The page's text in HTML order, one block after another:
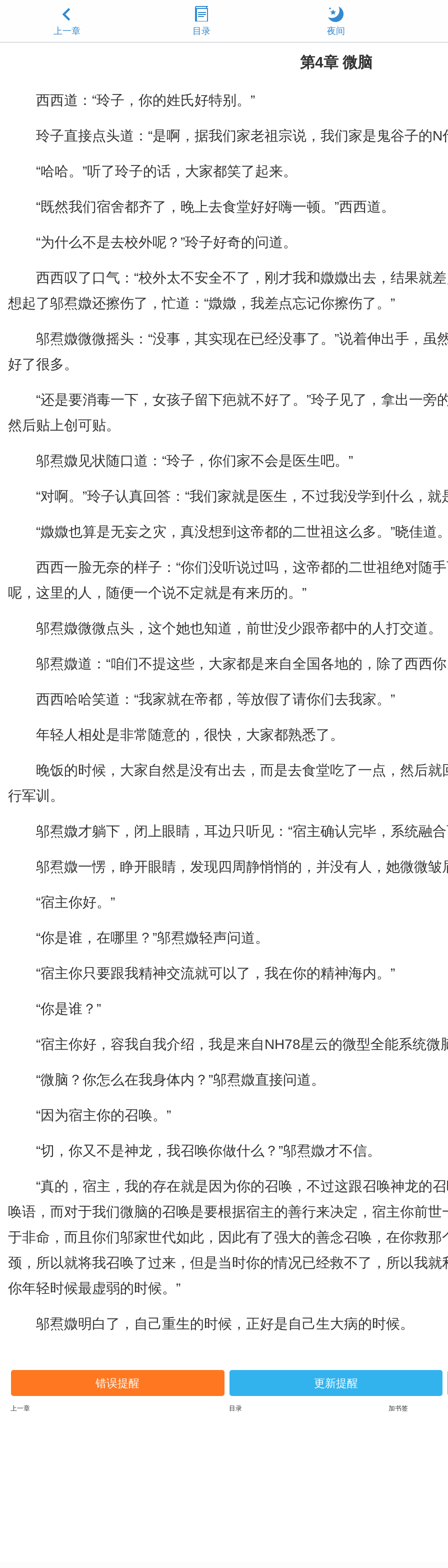
上一章 目录 夜间
第4章 微脑
西西道：“玲子，你的姓氏好特别。”
玲子直接点头道：“是啊，据我们家老祖宗说，我们家是鬼谷子的N
“哈哈。”听了玲子的话，大家都笑了起来。
“既然我们宿舍都齐了，晚上去食堂好好嗨一顿。”西西道。
“为什么不是去校外呢？”玲子好奇的问道。
西西叹了口气：“校外太不安全不了，刚才我和媺媺出去，结果就
想起了邬焄媺还擦伤了，忙道：“媺媺，我差点忘记你擦伤了。”
邬焄媺微微摇头：“没事，其实现在已经没事了。”说着伸出手，虽
好了很多。
“还是要消毒一下，女孩子留下疤就不好了。”玲子见了，拿出一旁
然后贴上创可贴。
邬焄媺见状随口道：“玲子，你们家不会是医生吧。”
“对啊。”玲子认真回答：“我们家就是医生，不过我没学到什么，就
“媺媺也算是无妄之灾，真没想到这帝都的二世祖这么多。”晓佳道
西西一脸无奈的样子：“你们没听说过吗，这帝都的二世祖绝对随
呢，这里的人，随便一个说不定就是有来历的。”
邬焄媺微微点头，这个她也知道，前世没少跟帝都中的人打交道。
邬焄媺道：“咱们不提这些，大家都是来自全国各地的，除了西西你
西西哈哈笑道：“我家就在帝都，等放假了请你们去我家。”
年轻人相处是非常随意的，很快，大家都熟悉了。
晚饭的时候，大家自然是没有出去，而是去食堂吃了一点，然后
行军训。
邬焄媺才躺下，闭上眼睛，耳边只听见：“宿主确认完毕，系统融
邬焄媺一愣，睁开眼睛，发现四周静悄悄的，并没有人，她微微皱
“宿主你好。”
“你是谁，在哪里？”邬焄媺轻声问道。
“宿主你只要跟我精神交流就可以了，我在你的精神海内。”
“你是谁？”
“宿主你好，容我自我介绍，我是来自NH78星云的微型全能系统微
“微脑？你怎么在我身体内？”邬焄媺直接问道。
“因为宿主你的召唤。”
“切，你又不是神龙，我召唤你做什么？”邬焄媺才不信。
“真的，宿主，我的存在就是因为你的召唤，不过这跟召唤神龙的
唤语，而对于我们微脑的召唤是要根据宿主的善行来决定，宿主你前
于非命，而且你们邬家世代如此，因此有了强大的善念召唤，在你救
颈，所以就将我召唤了过来，但是当时你的情况已经救不了，所以我
你年轻时候最虚弱的时候。”
邬焄媺明白了，自己重生的时候，正好是自己生大病的时候。
错误提醒 更新提醒
上一章 目录 加书签